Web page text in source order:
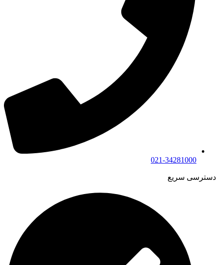
021-34281000
دسترسی سریع